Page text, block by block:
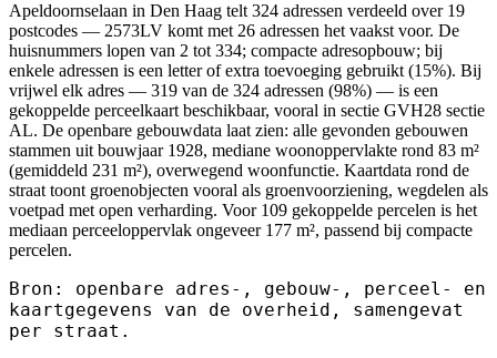
Apeldoornselaan in Den Haag telt 324 adressen verdeeld over 19
postcodes — 2573LV komt met 26 adressen het vaakst voor. De
huisnummers lopen van 2 tot 334; compacte adresopbouw; bij
enkele adressen is een letter of extra toevoeging gebruikt (15%). Bij
vrijwel elk adres — 319 van de 324 adressen (98%) — is een
gekoppelde perceelkaart beschikbaar, vooral in sectie GVH28 sectie
AL. De openbare gebouwdata laat zien: alle gevonden gebouwen
stammen uit bouwjaar 1928, mediane woonoppervlakte rond 83 m²
(gemiddeld 231 m²), overwegend woonfunctie. Kaartdata rond de
straat toont groenobjecten vooral als groenvoorziening, wegdelen als
voetpad met open verharding. Voor 109 gekoppelde percelen is het
mediaan perceeloppervlak ongeveer 177 m², passend bij compacte
percelen.
Bron: openbare adres-, gebouw-, perceel- en
kaartgegevens van de overheid, samengevat
per straat.